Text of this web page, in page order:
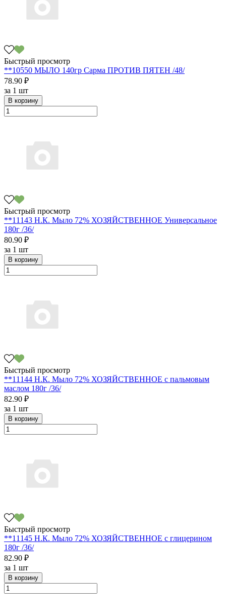
Быстрый просмотр
**10550 МЫЛО 140гр Сарма ПРОТИВ ПЯТЕН /48/
78.90 ₽
за 1 шт
В корзину
Быстрый просмотр
**11143 Н.К. Мыло 72% ХОЗЯЙСТВЕННОЕ Универсальное
180г /36/
80.90 ₽
за 1 шт
В корзину
Быстрый просмотр
**11144 Н.К. Мыло 72% ХОЗЯЙСТВЕННОЕ с пальмовым
маслом 180г /36/
82.90 ₽
за 1 шт
В корзину
Быстрый просмотр
**11145 Н.К. Мыло 72% ХОЗЯЙСТВЕННОЕ с глицерином
180г /36/
82.90 ₽
за 1 шт
В корзину